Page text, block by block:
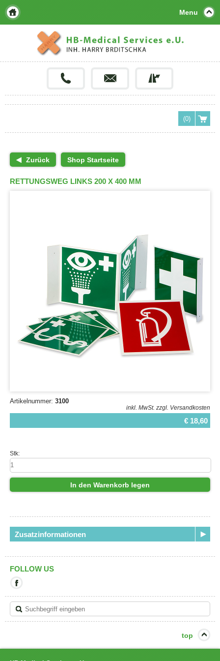
Menu
(0)
Zurück Shop Startseite
RETTUNGSWEG LINKS 200 X 400 MM
Artikelnummer: 3100
inkl. MwSt. zzgl. Versandkosten
€ 18,60
Stk:
In den Warenkorb legen
Zusatzinformationen
FOLLOW US
Link
verlassen
Sie
die
top